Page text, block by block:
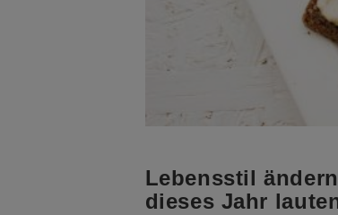
Lebensstil
dieses Jahr